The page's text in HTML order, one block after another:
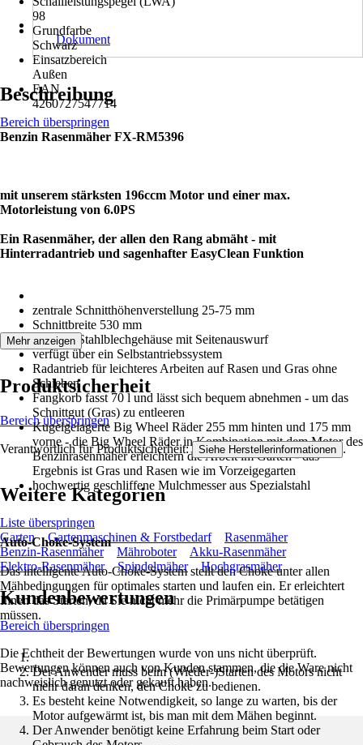
98
Grundfarbe
Schwarz
Einsatzbereich
Außen
EAN
4260727547714
Dokument
Beschreibung
Bereich überspringen
Benzin Rasenmäher FX-RM5396
mit unserem stärksten 196ccm Motor und einer max.
Motorleistung von 6.0PS
Ein Rasenmäher, der allen den Rang abmäht - mit
Hinterradantrieb und sagenhafter EasyClean Funktion
zentrale Schnitthöhenverstellung 25-75 mm
Schnittbreite 530 mm
robustes Stahlblechgehäuse mit Seitenauswurf
verfügt über ein Selbstantriebssystem
Radantrieb für leichteres Arbeiten auf Rasen und Gras ohne
Schieben
Fangkorb fasst 70 l und lässt sich bequem abnehmen - um das
Schnittgut (Gras) zu entleeren
Kugelgelagerte Big Wheel Räder 255 mm hinten und 175 mm
vorne - die Big Wheel Räder in Kombination mit dem Motor des
Benzinrasenmäher erleichtern die Arbeit im Garten - das
Ergebnis ist Gras und Rasen wie im Vorzeigegarten
hochwertig geschliffene Mulchmesser aus Spezialstahl
Auto-Choke-System
Das intelligente Auto-Choke-System stellt den Choke unter allen
Mähbedingungen für optimales starten und laufen ein. Er erleichtert
Ihnen das Starten, da Sie nicht mehr die Primärpumpe betätigen
müssen.
Der Anwender muss beim (Wieder-)Starten des Motors nicht
mehr daran denken, den Choke zu bedienen.
Es besteht keine Notwendigkeit, so lange zu warten, bis der
Motor aufgewärmt ist, bis man mit dem Mähen beginnt.
Der Anwender benötigt keine Erfahrung beim Start oder
Mehr anzeigen
Produktsicherheit
Bereich überspringen
Verantwortlich für Produktsicherheit: Siehe Herstellerinformationen .
Weitere Kategorien
Liste überspringen
Garten
Gartenmaschinen & Forstbedarf
Rasenmäher
Benzin-Rasenmäher
Mähroboter
Akku-Rasenmäher
Elektro-Rasenmäher
Spindelmäher Hochgrasmäher
Kundenbewertungen
Bereich überspringen
Die Echtheit der Bewertungen wurde von uns nicht überprüft.
Bewertungen können auch von Kunden stammen, die die Ware nicht
nachweislich genutzt oder gekauft haben.